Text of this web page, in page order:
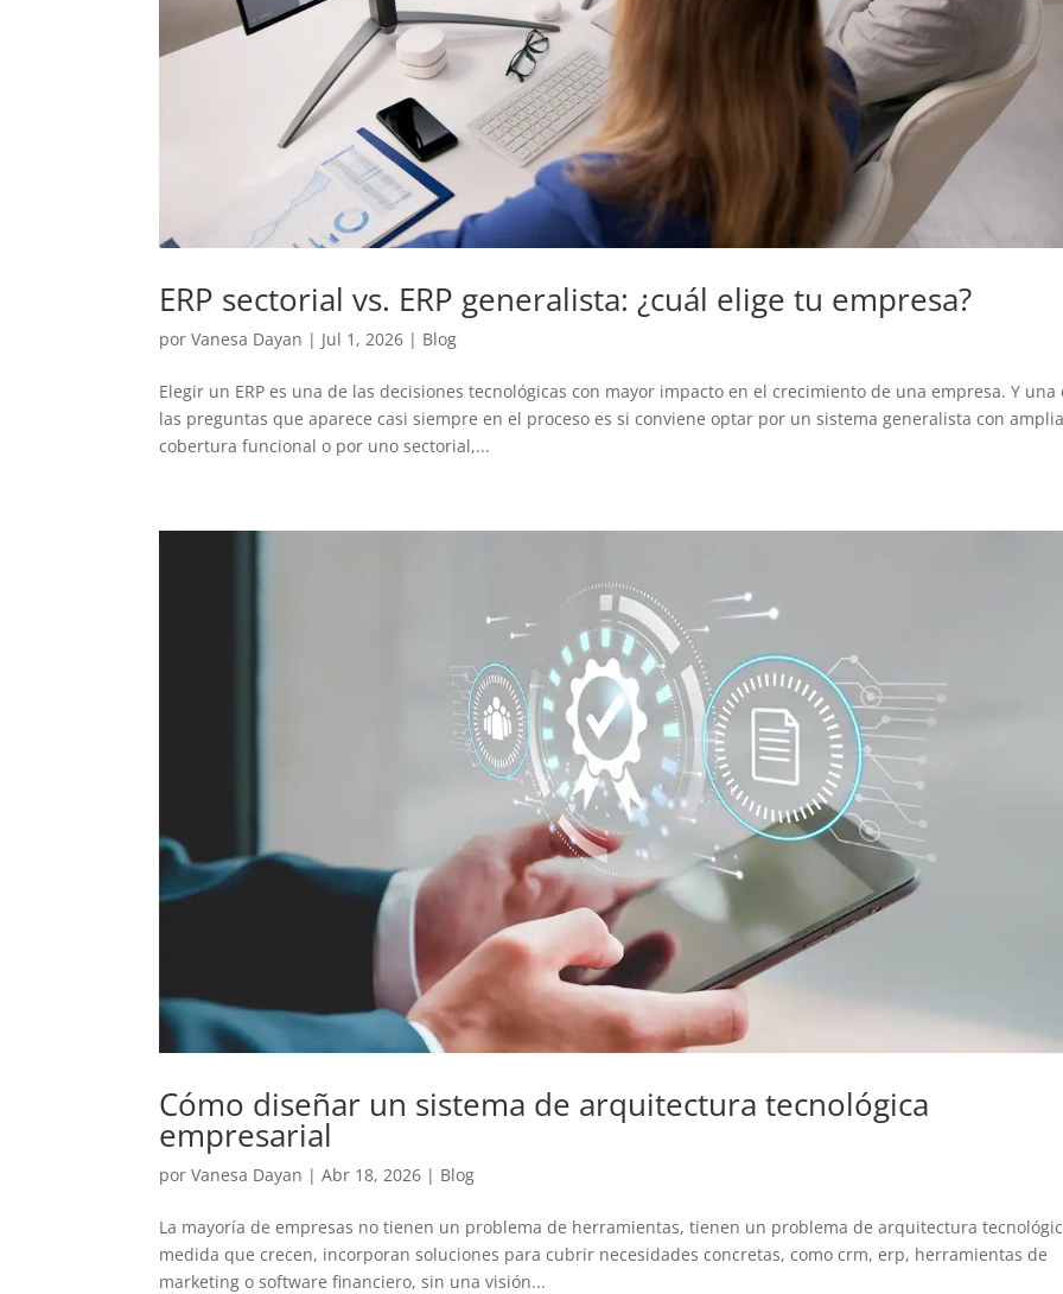
ERP sectorial vs. ERP generalista: ¿cuál elige tu empresa?
porVanesa Dayan | Jul 1, 2026 | Blog
Elegir un ERP es una de las decisiones tecnológicas con mayor impacto en el crecimiento de una empresa. Y una
las preguntas que aparece casi siempre en el proceso es si conviene optar por un sistema generalista con
cobertura funcional o por uno sectorial,...
Cómo diseñar un sistema de arquitectura tecnológica
empresarial
porVanesa Dayan |Abr 18, 2026 | Blog
La mayoría de empresas no tienen un problema de herramientas, tienen un problema de arquitectura
medida que crecen, incorporan soluciones para cubrir necesidades concretas, como crm, erp, herramientas de
marketing o software financiero, sin una visión...